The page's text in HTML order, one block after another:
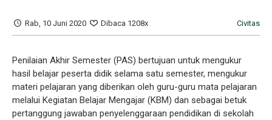
Rab, 10 Juni 2020 Dibaca 1208x Civitas
Penilaian Akhir Semester (PAS) bertujuan untuk mengukur
hasil belajar peserta didik selama satu semester, mengukur
materi pelajaran yang diberikan oleh guru-guru mata pelajaran
melalui Kegiatan Belajar Mengajar (KBM) dan sebagai betuk
pertanggung jawaban penyelenggaraan pendidikan di sekolah